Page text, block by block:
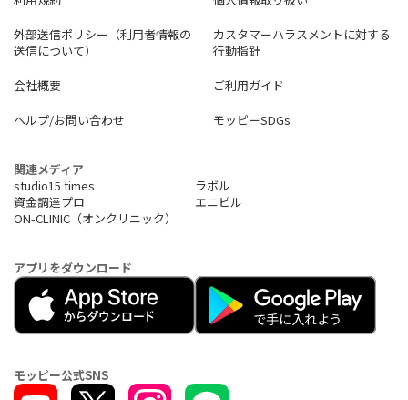
外部送信ポリシー（利用者情報の
送信について）
カスタマーハラスメントに対する
行動指針
会社概要
ご利用ガイド
ヘルプ/お問い合わせ
モッピーSDGs
関連メディア
studio15 times
ラボル
資金調達プロ
エニピル
ON-CLINIC（オンクリニック）
アプリをダウンロード
モッピー公式SNS